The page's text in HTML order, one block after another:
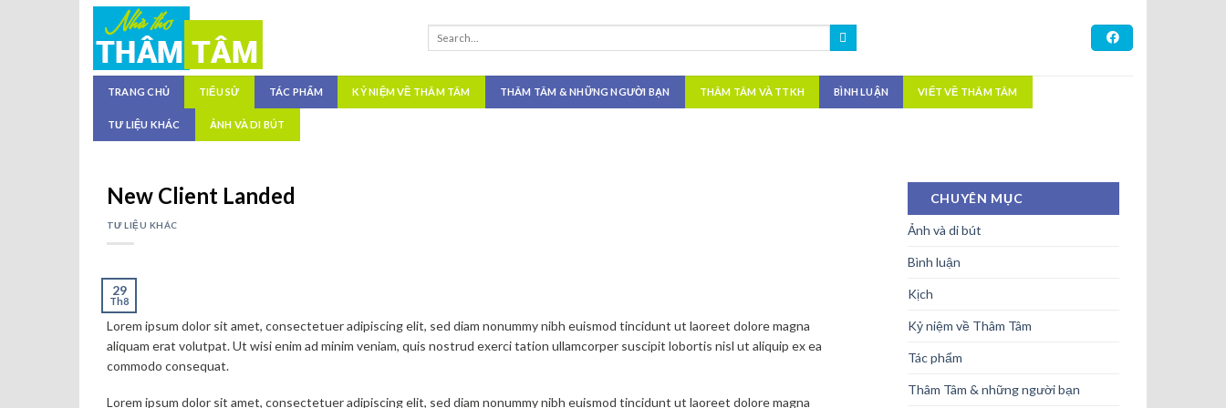
Skip
content
TRANG CHỦ TIỂU SỬ TÁC PHẨM KỶ NIỆM VỀ THÂM TÂM THÂM TÂM & NHỮNG NGƯỜI BẠN THÂM TÂM VÀ TTKH BÌNH LUẬN VIẾT VỀ THÂM TÂM
TƯ LIỆU KHÁC ẢNH VÀ DI BÚT
New Client Landed
TƯ LIỆU KHÁC
29
Th8
Lorem ipsum dolor sit amet, consectetuer adipiscing elit, sed diam nonummy nibh euismod tincidunt ut laoreet dolore magna
aliquam erat volutpat. Ut wisi enim ad minim veniam, quis nostrud exerci tation ullamcorper suscipit lobortis nisl ut aliquip ex ea
commodo consequat.
Lorem ipsum dolor sit amet, consectetuer adipiscing elit, sed diam nonummy nibh euismod tincidunt ut laoreet dolore magna
CHUYÊN MỤC
Ảnh và di bút
Bình luận
Kịch
Kỷ niệm về Thâm Tâm
Tác phẩm
Thâm Tâm & những người bạn